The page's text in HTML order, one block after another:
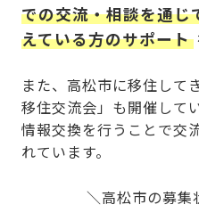
での交流・相談を通じ
えている方のサポート
また、高松市に移住して
移住交流会」も開催して
情報交換を行うことで交
れています。
＼高松市の募集